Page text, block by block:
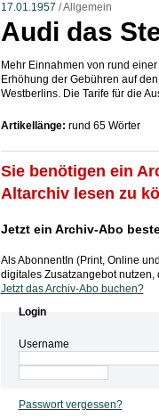
17.01.1957 / Allgemein
Audi das
Mehr Einnahmen von rund
Erhöhung der Gebühren auf
Westberlins. Die Tarife für die
Artikellänge: rund 65 Wörter
Sie benötigen ein
Altarchiv lesen zu
Jetzt ein Archiv-Abo
Als AbonnentIn (Print, Online
digitales Zusatzangebot nutzen,
Jetzt das Archiv-Abo buchen?
Login
Username
Passwort vergessen?